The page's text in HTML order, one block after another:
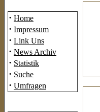
· Home
· Impressum
· Link Uns
· News Archiv
· Statistik
· Suche
· Umfragen